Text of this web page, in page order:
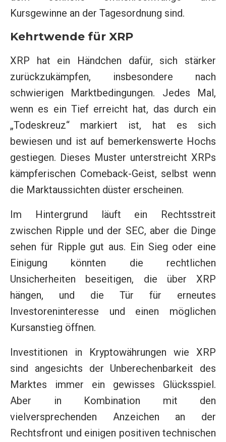
Kursgewinne an der Tagesordnung sind.
Kehrtwende für XRP
XRP hat ein Händchen dafür, sich stärker
zurückzukämpfen, insbesondere nach
schwierigen Marktbedingungen. Jedes Mal,
wenn es ein Tief erreicht hat, das durch ein
„Todeskreuz“ markiert ist, hat es sich
bewiesen und ist auf bemerkenswerte Hochs
gestiegen. Dieses Muster unterstreicht XRPs
kämpferischen Comeback-Geist, selbst wenn
die Marktaussichten düster erscheinen.
Im Hintergrund läuft ein Rechtsstreit
zwischen Ripple und der SEC, aber die Dinge
sehen für Ripple gut aus. Ein Sieg oder eine
Einigung könnten die rechtlichen
Unsicherheiten beseitigen, die über XRP
hängen, und die Tür für erneutes
Investoreninteresse und einen möglichen
Kursanstieg öffnen.
Investitionen in Kryptowährungen wie XRP
sind angesichts der Unberechenbarkeit des
Marktes immer ein gewisses Glücksspiel.
Aber in Kombination mit den
vielversprechenden Anzeichen an der
Rechtsfront und einigen positiven technischen